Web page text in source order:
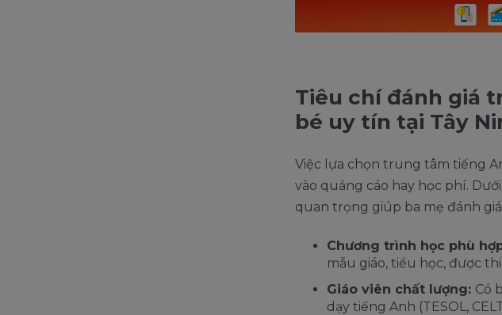
Tiêu chí đánh giá
bé uy tín tại Tây
Việc lựa chọn trung tâm tiếng
vào quảng cáo hay học phí.
quan trọng giúp ba mẹ đánh
Chương trình học phù
mẫu giáo, tiểu học, được
Giáo viên chất lượng: Có
dạy tiếng Anh (TESOL,